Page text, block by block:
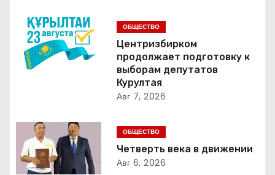
и
я
з
а
ОБЩЕСТВО
Центризбирком
продолжает подготовку к
выборам депутатов
Курултая
Авг 7, 2026
ОБЩЕСТВО
Четверть века в движении
Авг 6, 2026